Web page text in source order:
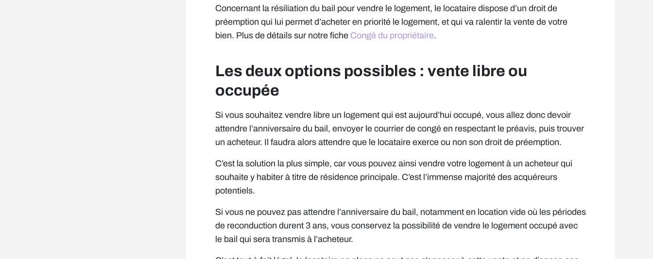
Concernant la résiliation du bail pour vendre le logement, le locataire dispose d’un droit de
préemption qui lui permet d’acheter en priorité le logement, et qui va ralentir la vente de votre
bien. Plus de détails sur notre fiche Congé du propriétaire.
Les deux options possibles : vente libre ou
occupée
Si vous souhaitez vendre libre un logement qui est aujourd’hui occupé, vous allez donc devoir
attendre l’anniversaire du bail, envoyer le courrier de congé en respectant le préavis, puis trouver
un acheteur. Il faudra alors attendre que le locataire exerce ou non son droit de préemption.
C’est la solution la plus simple, car vous pouvez ainsi vendre votre logement à un acheteur qui
souhaite y habiter à titre de résidence principale. C’est l’immense majorité des acquéreurs
potentiels.
Si vous ne pouvez pas attendre l’anniversaire du bail, notamment en location vide où les périodes
de reconduction durent 3 ans, vous conservez la possibilité de vendre le logement occupé avec
le bail qui sera transmis à l’acheteur.